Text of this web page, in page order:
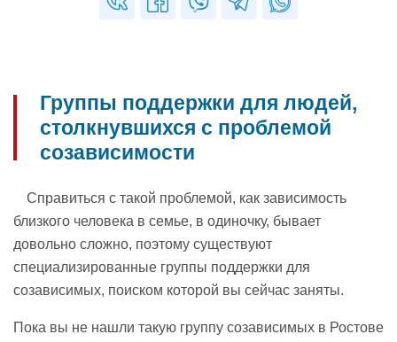
Группы поддержки для людей,
столкнувшихся с проблемой
созависимости
Справиться с такой проблемой, как зависимость
близкого человека в семье, в одиночку, бывает
довольно сложно, поэтому существуют
специализированные группы поддержки для
созависимых, поиском которой вы сейчас заняты.
Пока вы не нашли такую группу созависимых в Ростове